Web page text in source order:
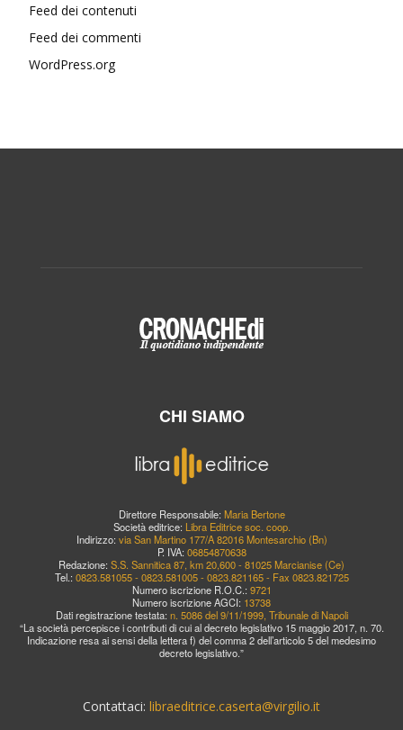
Feed dei contenuti
Feed dei commenti
WordPress.org
CHI SIAMO
Direttore Responsabile: Maria Bertone
Società editrice: Libra Editrice soc. coop.
Indirizzo: via San Martino 177/A 82016 Montesarchio (Bn)
P. IVA: 06854870638
Redazione: S.S. Sannitica 87, km 20,600 - 81025 Marcianise (Ce)
Tel.: 0823.581055 - 0823.581005 - 0823.821165 - Fax 0823.821725
Numero iscrizione R.O.C.: 9721
Numero iscrizione AGCI: 13738
Dati registrazione testata: n. 5086 del 9/11/1999, Tribunale di Napoli
“La società percepisce i contributi di cui al decreto legislativo 15 maggio 2017, n. 70.
Indicazione resa ai sensi della lettera f) del comma 2 dell’articolo 5 del medesimo
decreto legislativo.”
Contattaci: libraeditrice.caserta@virgilio.it